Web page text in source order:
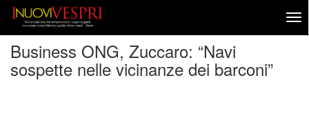
Business ONG, Zuccaro: “Navi
sospette nelle vicinanze dei barconi”